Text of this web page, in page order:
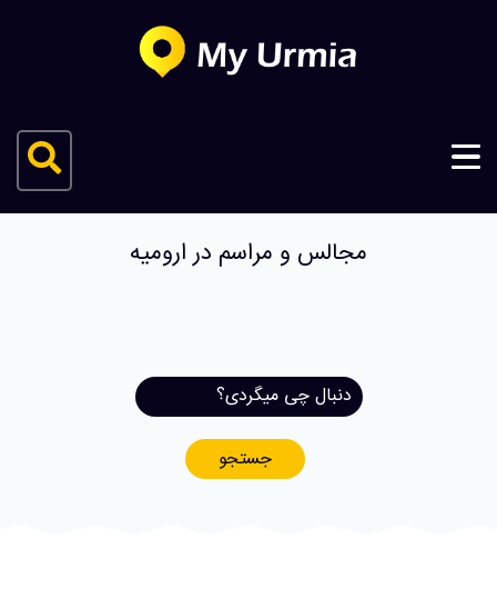
مجالس و مراسم در ارومیه
جستجو